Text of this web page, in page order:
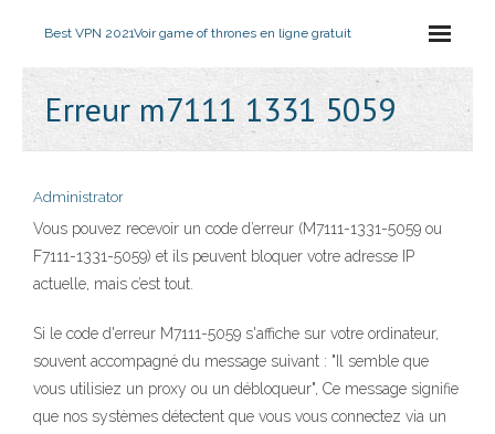
Best VPN 2021Voir game of thrones en ligne gratuit
Erreur m7111 1331 5059
Administrator
Vous pouvez recevoir un code d’erreur (M7111-1331-5059 ou
F7111-1331-5059) et ils peuvent bloquer votre adresse IP
actuelle, mais c’est tout.
Si le code d'erreur M7111-5059 s'affiche sur votre ordinateur,
souvent accompagné du message suivant : "Il semble que
vous utilisiez un proxy ou un débloqueur", Ce message signifie
que nos systèmes détectent que vous vous connectez via un